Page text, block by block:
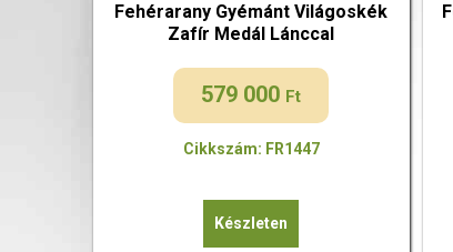
Fehérarany Gyémánt Világoskék
Zafír Medál Lánccal
579 000 Ft
Cikkszám: FR1447
Készleten